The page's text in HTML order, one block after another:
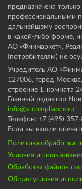
предназначена
профессиональными
дальнейшему
в какой-либо форме,
АО «Финмаркет».
(потребителям) не
Учредитель АО
127006, город
строение 1, комната
Главный редактор
info@x-compliance.ru
Телефон: +7 (495)
Если вы нашли
Политика обработки
Условия
Обработка файлов
Общие условия